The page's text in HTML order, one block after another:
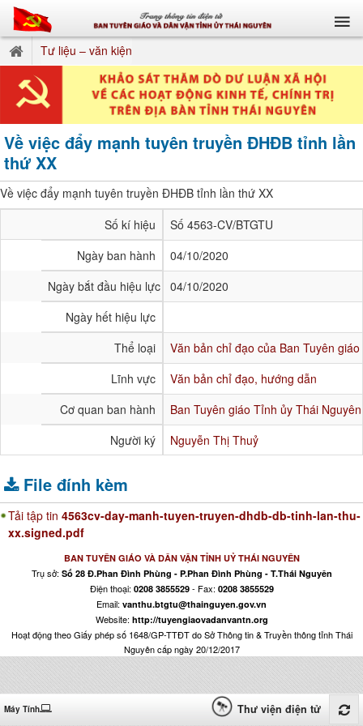
Tư liệu – văn kiện
Về việc đẩy mạnh tuyên truyền ĐHĐB tỉnh lần
thứ XX
Về việc đẩy mạnh tuyên truyền ĐHĐB tỉnh lần thứ XX
Số kí hiệu
Số 4563-CV/BTGTU
Ngày ban hành
04/10/2020
Ngày bắt đầu hiệu lực 04/10/2020
Ngày hết hiệu lực
Thể loại
Văn bản chỉ đạo của Ban Tuyên
Lĩnh vực
Văn bản chỉ đạo, hướng dẫn
Cơ quan ban hành
Ban Tuyên giáo Tỉnh ủy Thái Nguyên
Người ký
Nguyễn Thị Thuỷ
File đính kèm
Tải tập tin 4563cv-day-manh-tuyen-truyen-dhdb-db-tinh-lan-thu-
xx.signed.pdf
BAN TUYÊN GIÁO VÀ DÂN VẬN TỈNH UỶ THÁI NGUYÊN
Trụ sở: Số 28 Đ.Phan Đình Phùng - P.Phan Đình Phùng - T.Thái Nguyên
Điện thoại: 0208 3855529- Fax: 0208 3855529
Email: vanthu.btgtu@thainguyen.gov.vn
Website: http://tuyengiaovadanvantn.org
Hoạt động theo Giấy phép số 1648/GP-TTĐT do Sở Thông tin & Truyền thông tỉnh Thái
Nguyên cấp ngày 20/12/2017
Máy Tính Thư viện điện tử